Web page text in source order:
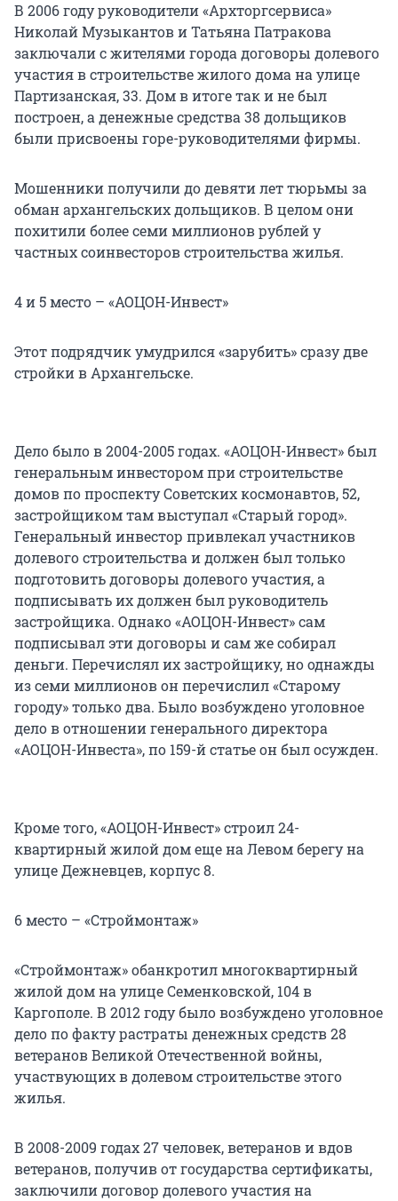
В 2006 году руководители «Архторгсервиса»
Николай Музыкантов и Татьяна Патракова
заключали с жителями города договоры долевого
участия в строительстве жилого дома на улице
Партизанская, 33. Дом в итоге так и не был
построен, а денежные средства 38 дольщиков
были присвоены горе-руководителями фирмы.
Мошенники получили до девяти лет тюрьмы за
обман архангельских дольщиков. В целом они
похитили более семи миллионов рублей у
частных соинвесторов строительства жилья.
4 и 5 место – «АОЦОН-Инвест»
Этот подрядчик умудрился «зарубить» сразу две
стройки в Архангельске.
Дело было в 2004-2005 годах. «АОЦОН-Инвест» был
генеральным инвестором при строительстве
домов по проспекту Советских космонавтов, 52,
застройщиком там выступал «Старый город».
Генеральный инвестор привлекал участников
долевого строительства и должен был только
подготовить договоры долевого участия, а
подписывать их должен был руководитель
застройщика. Однако «АОЦОН-Инвест» сам
подписывал эти договоры и сам же собирал
деньги. Перечислял их застройщику, но однажды
из семи миллионов он перечислил «Старому
городу» только два. Было возбуждено уголовное
дело в отношении генерального директора
«АОЦОН-Инвеста», по 159-й статье он был осужден.
Кроме того, «АОЦОН-Инвест» строил 24-
квартирный жилой дом еще на Левом берегу на
улице Дежневцев, корпус 8.
6 место – «Строймонтаж»
«Строймонтаж» обанкротил многоквартирный
жилой дом на улице Семенковской, 104 в
Каргополе. В 2012 году было возбуждено уголовное
дело по факту растраты денежных средств 28
ветеранов Великой Отечественной войны,
участвующих в долевом строительстве этого
жилья.
В 2008-2009 годах 27 человек, ветеранов и вдов
ветеранов, получив от государства сертификаты,
заключили договор долевого участия на